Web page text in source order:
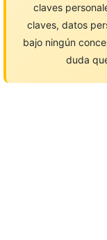
claves
claves, datos
bajo ningún
duda